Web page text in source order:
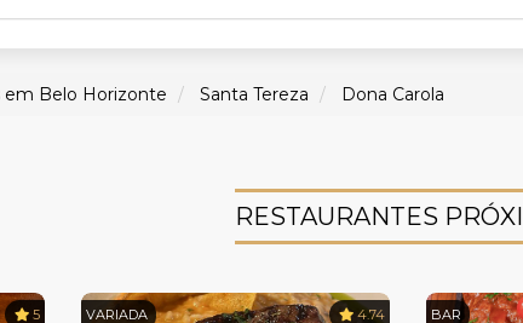
em Belo Horizonte Santa Tereza Dona Carola
RESTAURANTES
5 VARIADA 4.74 BAR